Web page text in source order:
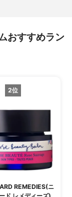
おすすめラン
2位
REMEDIES(ニ